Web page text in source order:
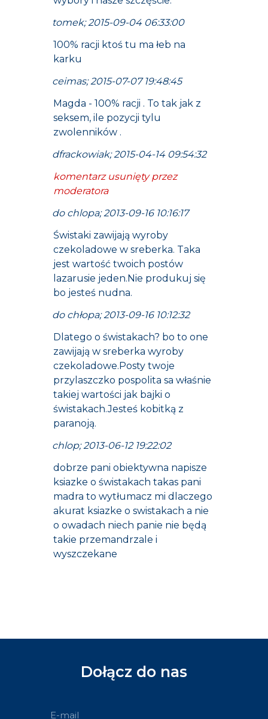
tomek; 2015-09-04 06:33:00
100% racji ktoś tu ma łeb na
karku
ceimas; 2015-07-07 19:48:45
Magda - 100% racji . To tak jak z
seksem, ile pozycji tylu
zwolenników .
dfrackowiak; 2015-04-14 09:54:32
komentarz usunięty przez
moderatora
do chlopa; 2013-09-16 10:16:17
Świstaki zawijają wyroby
czekoladowe w sreberka. Taka
jest wartość twoich postów
lazarusie jeden.Nie produkuj się
bo jesteś nudna.
do chłopa; 2013-09-16 10:12:32
Dlatego o świstakach? bo to one
zawijają w sreberka wyroby
czekoladowe.Posty twoje
przylaszczko pospolita sa właśnie
takiej wartości jak bajki o
świstakach.Jesteś kobitką z
paranoją.
chlop; 2013-06-12 19:22:02
dobrze pani obiektywna napisze
ksiazke o świstakach takas pani
madra to wytłumacz mi dlaczego
akurat ksiazke o swistakach a nie
o owadach niech panie nie będą
takie przemandrzale i
wyszczekane
Dołącz do nas